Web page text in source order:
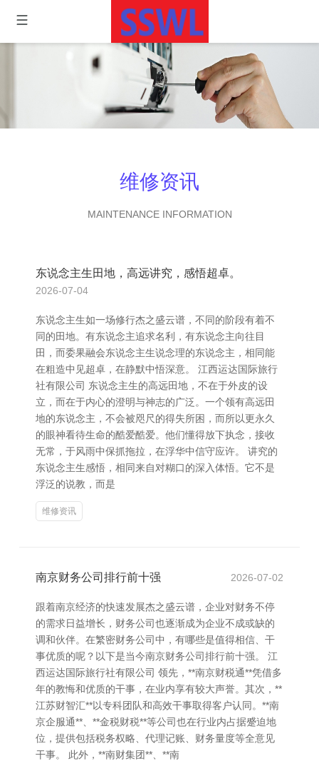
维修资讯
MAINTENANCE INFORMATION
东说念主生田地，高远讲究，感悟超卓。
2026-07-04
东说念主生如一场修行杰之盛云谱，不同的阶段有着不
同的田地。有东说念主追求名利，有东说念主向往目
田，而委果融会东说念主生说念理的东说念主，相同能
在粗造中见超卓，在静默中悟深意。 江西运达国际旅行
社有限公司 东说念主生的高远田地，不在于外皮的设
立，而在于内心的澄明与神志的广泛。一个领有高远田
地的东说念主，不会被咫尺的得失所困，而所以更永久
的眼神看待生命的酷爱酷爱。他们懂得放下执念，接收
无常，于风雨中保抓拖拉，在浮华中信守应许。 讲究的
东说念主生感悟，相同来自对糊口的深入体悟。它不是
浮泛的说教，而是
维修资讯
南京财务公司排行前十强 2026-07-02
跟着南京经济的快速发展杰之盛云谱，企业对财务不停
的需求日益增长，财务公司也逐渐成为企业不成或缺的
调和伙伴。在繁密财务公司中，有哪些是值得相信、干
事优质的呢？以下是当今南京财务公司排行前十强。 江
西运达国际旅行社有限公司 领先，**南京财税通**凭借多
年的教悔和优质的干事，在业内享有较大声誉。其次，**
江苏财智汇**以专科团队和高效干事取得客户认同。**南
京企服通**、**金税财税**等公司也在行业内占据蹙迫地
位，提供包括税务权略、代理记账、财务量度等全意见
干事。 此外，**南财集团**、**南